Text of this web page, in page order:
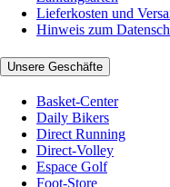
Lieferkosten und
Hinweis zum
Unsere Geschäfte
Basket-Center
Daily Bikers
Direct Running
Direct-Volley
Espace Golf
Foot-Store